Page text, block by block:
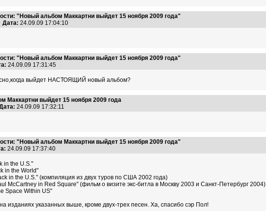
"Новый альбом Маккартни выйдет 15 ноября 2009 года"
Дата: 24.09.09 17:04:10
"Новый альбом Маккартни выйдет 15 ноября 2009 года"
24.09.09 17:31:45
выйдет НАСТОЯЩИЙ новый альбом?
Маккартни выйдет 15 ноября 2009 года
24.09.09 17:32:11
"Новый альбом Маккартни выйдет 15 ноября 2009 года"
24.09.09 17:37:40
in the U.S."
in the World"
in the U.S." (компиляция из двух туров по США 2002 года)
McCartney in Red Square" (фильм о визите экс-битла в Москву 2003 и Санкт-Петербург 2004)
Space Within US"
изданиях указанных выше, кроме двух-трех песен. Ха, спасибо сэр Пол!